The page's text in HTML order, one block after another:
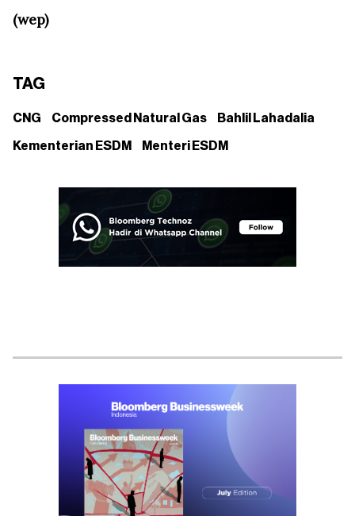
(wep)
TAG
CNG Compressed Natural Gas Bahlil Lahadalia
Kementerian ESDM Menteri ESDM